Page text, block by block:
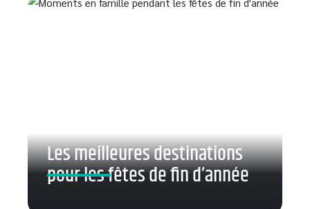
Les meilleures destinations
pour les fêtes de fin d’année